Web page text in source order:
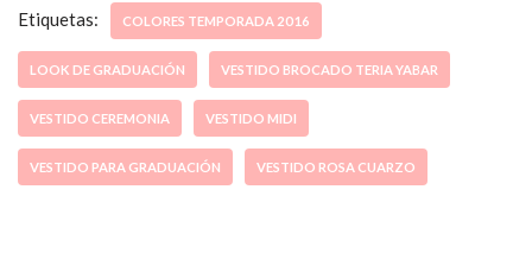
Etiquetas: COLORES TEMPORADA 2016
LOOK DE GRADUACIÓN VESTIDO BROCADO TERIA YABAR
VESTIDO CEREMONIA VESTIDO MIDI
VESTIDO PARA GRADUACIÓN VESTIDO ROSA CUARZO